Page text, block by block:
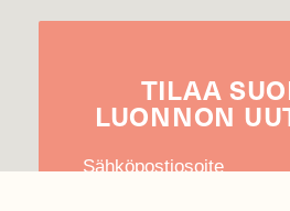
TILAA
LUONNON
Sähköpostiosoite